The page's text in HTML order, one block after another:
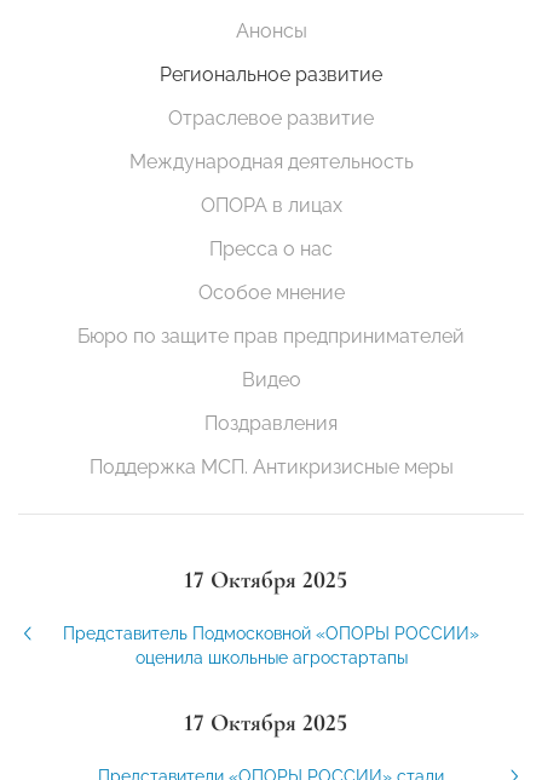
Анонсы
Региональное развитие
Отраслевое развитие
Международная деятельность
ОПОРА в лицах
Пресса о нас
Особое мнение
Бюро по защите прав предпринимателей
Видео
Поздравления
Поддержка МСП. Антикризисные меры
17 Октября 2025
Представитель Подмосковной «ОПОРЫ РОССИИ»
оценила школьные агростартапы
17 Октября 2025